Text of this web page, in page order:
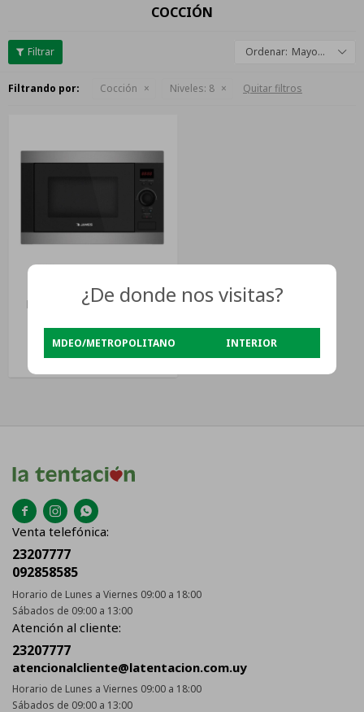
COCCIÓN
Mayor descuento
Filtrando por: Cocción Niveles: 8 Quitar filtros
Microondas De Empotrar
Negro
USD379
  
Venta telefónica:
23207777
092858585
Horario de Lunes a Viernes 09:00 a 18:00
Sábados de 09:00 a 13:00
Atención al cliente:
23207777
atencionalcliente@latentacion.com.uy
Horario de Lunes a Viernes 09:00 a 18:00
Sábados de 09:00 a 13:00
¿De donde nos visitas?
MDEO/METROPOLITANO INTERIOR